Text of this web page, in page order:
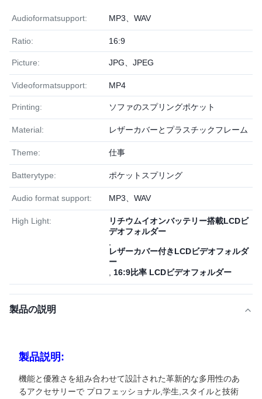
Audioformatsupport: MP3、WAV
Ratio: 16:9
Picture: JPG、JPEG
Videoformatsupport: MP4
Printing: ソファのスプリングポケット
Material: レザーカバーとプラスチックフレーム
Theme: 仕事
Batterytype: ポケットスプリング
Audio format support: MP3、WAV
High Light:
リチウムイオンバッテリー搭載LCDビ
デオフォルダー
レザーカバー付きLCDビデオフォルダ
ー
16:9比率 LCDビデオフォルダー
製品の説明
製品説明:
機能と優雅さを組み合わせて設計された革新的な多用性のあ
るアクセサリーで プロフェッショナル,学生,スタイルと技術